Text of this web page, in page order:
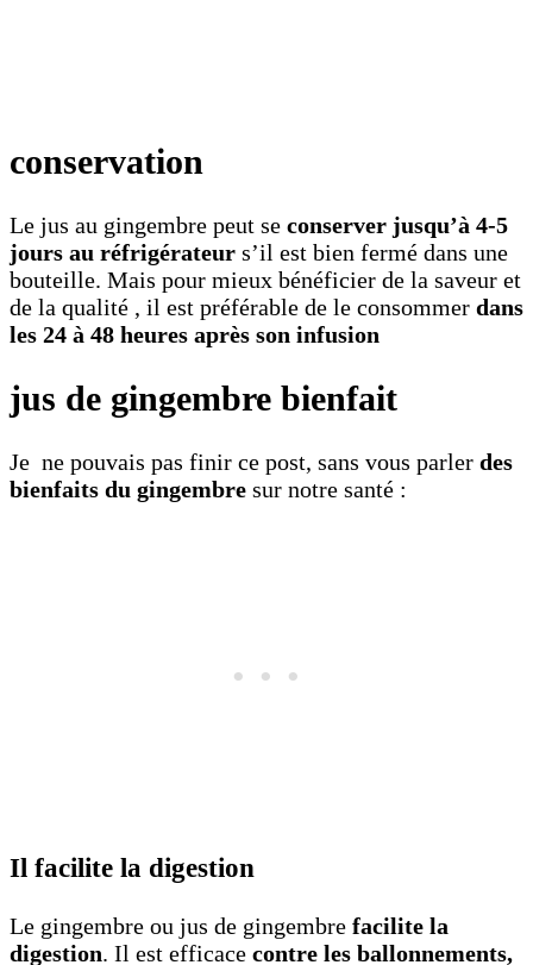
conservation
Le jus au gingembre peut se conserver jusqu’à 4-5
jours au réfrigérateur s’il est bien fermé dans une
bouteille. Mais pour mieux bénéficier de la saveur et
de la qualité , il est préférable de le consommer dans
les 24 à 48 heures après son infusion
jus de gingembre bienfait
Je ne pouvais pas finir ce post, sans vous parler des
bienfaits du gingembre sur notre santé :
Il facilite la digestion
Le gingembre ou jus de gingembre facilite la
digestion. Il est efficace contre les ballonnements,